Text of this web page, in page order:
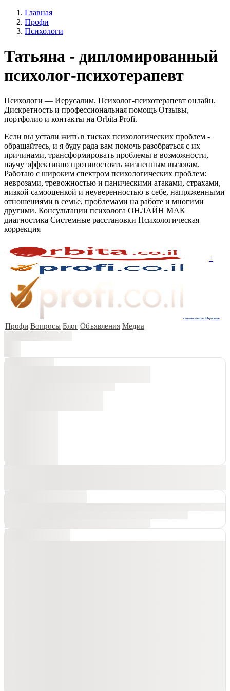
Главная
Профи
Психологи
Татьяна - дипломированный
психолог-психотерапевт
Психологи — Иерусалим. Психолог-психотерапевт онлайн.
Дискретность и профессиональная помощь Отзывы,
портфолио и контакты на Orbita Profi.
Если вы устали жить в тисках психологических проблем -
обращайтесь, и я буду рада вам помочь разобраться с их
причинами, трансформировать проблемы в возможности,
научу эффективно противостоять жизненным вызовам.
Работаю с широким спектром психологических проблем:
неврозами, тревожностью и паническими атаками, страхами,
низкой самооценкой и неуверенностью в себе, напряженными
отношениями в семье, проблемами на работе и многими
другими. Консультации психолога ОНЛАЙН МАК
диагностика Системные расстановки Психологическая
коррекция
+
специалисты Израиля
Профи Вопросы Блог Объявления Медиа